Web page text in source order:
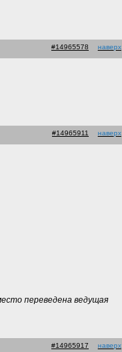
#14965578 наверх
#14965911 наверх
переведена ведущая
#14965917 наверх